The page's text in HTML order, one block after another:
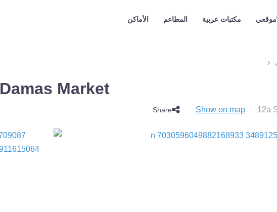
موقعي مكتبات عربية المطاعم الأماكن
Damas Market السوق الدمشقي
12a
Show on map
Share